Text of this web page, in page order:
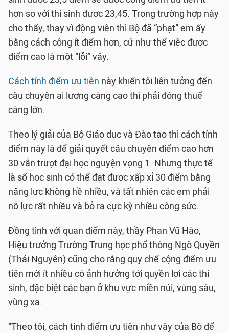
hơn so với thí sinh được 23,45. Trong trường hợp này
cho thấy, thay vì động viên thì Bộ đã “phạt” em ấy
bằng cách cộng ít điểm hơn, cứ như thể việc được
điểm cao là một “lỗi” vậy.
Cách tính điểm ưu tiên này khiến tôi liên tưởng đến
câu chuyện ai lương càng cao thì phải đóng thuế
càng lớn.
Theo lý giải của Bộ Giáo dục và Đào tạo thì cách tính
điểm này là để giải quyết câu chuyện điểm cao hơn
30 vẫn trượt đại học nguyện vọng 1. Nhưng thực tế
là số học sinh có thể đạt được xấp xỉ 30 điểm bằng
năng lực không hề nhiều, và tất nhiên các em phải
nỗ lực rất nhiều và bỏ ra cực kỳ nhiều công sức.
Đồng tình với quan điểm này, thầy Phan Vũ Hào,
Hiệu trưởng Trường Trung học phổ thông Ngô Quyền
(Thái Nguyên) cũng cho rằng quy chế cộng điểm ưu
tiên mới ít nhiều có ảnh hưởng tới quyền lợi các thí
sinh, đặc biệt các bạn ở khu vực miền núi, vùng sâu,
vùng xa.
“Theo tôi, cách tính điểm ưu tiên như vậy của Bộ để